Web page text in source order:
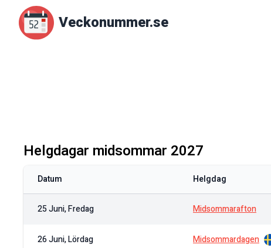
Veckonummer.se
Helgdagar midsommar 2027
Datum Helgdag
25 Juni, Fredag Midsommarafton
26 Juni, Lördag Midsommardagen